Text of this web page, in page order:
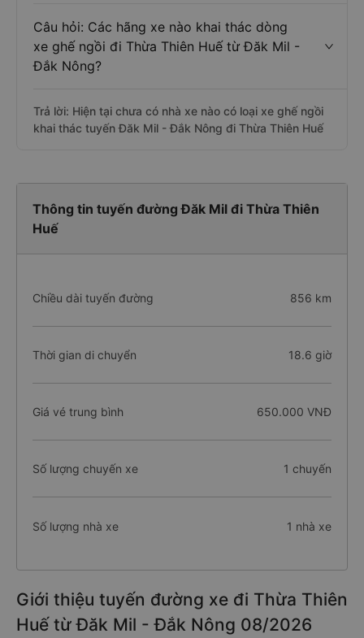
Câu hỏi: Các hãng xe nào khai thác dòng
xe ghế ngồi đi Thừa Thiên Huế từ Đăk Mil -
Đắk Nông?
Trả lời: Hiện tại chưa có nhà xe nào có loại xe ghế ngồi
khai thác tuyến Đăk Mil - Đắk Nông đi Thừa Thiên Huế
Thông tin tuyến đường Đăk Mil đi Thừa Thiên
Huế
Chiều dài tuyến đường 856 km
Thời gian di chuyển 18.6 giờ
Giá vé trung bình 650.000 VNĐ
Số lượng chuyến xe 1 chuyến
Số lượng nhà xe 1 nhà xe
Giới thiệu tuyến đường xe đi Thừa Thiên
Huế từ Đăk Mil - Đắk Nông 08/2026